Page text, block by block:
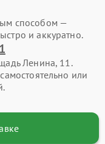
способом —
и аккуратно.
Ленина, 11.
или